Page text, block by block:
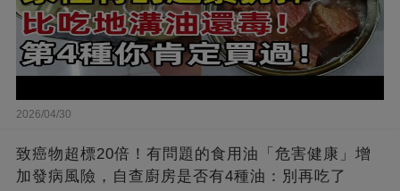
2026/04/30
致癌物超標20倍！有問題的食用油「危害健康」增
加發病風險，自查廚房是否有4種油：別再吃了